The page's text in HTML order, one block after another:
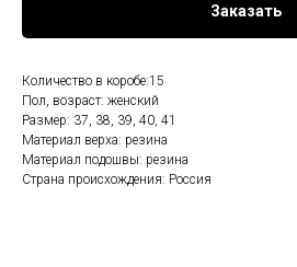
Заказать
Количество в коробе:15
Пол, возраст: женский
Размер: 37, 38, 39, 40, 41
Материал верха: резина
Материал подошвы: резина
Страна происхождения: Россия